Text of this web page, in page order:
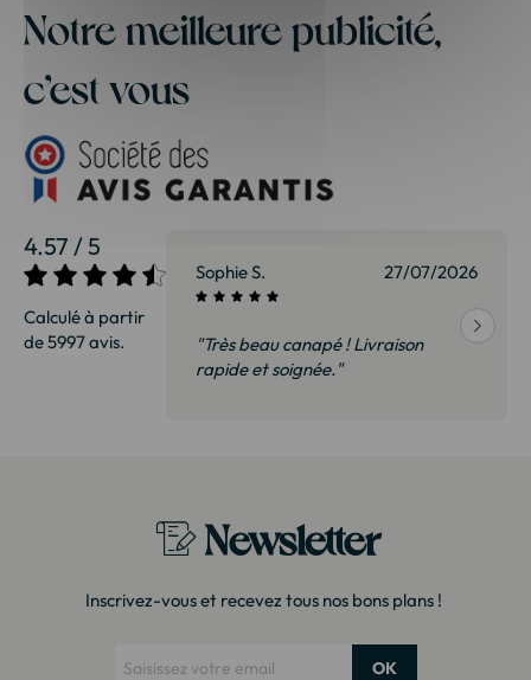
Notre meilleure publicité,
c’est vous
4.57 / 5
Calculé à partir
de 5997 avis.
27/07/2026 Sophie S. 27/07/2026
"Très beau canapé ! Livraison
rapide et soignée."
Newsletter
Inscrivez-vous et recevez tous nos bons plans !
OK